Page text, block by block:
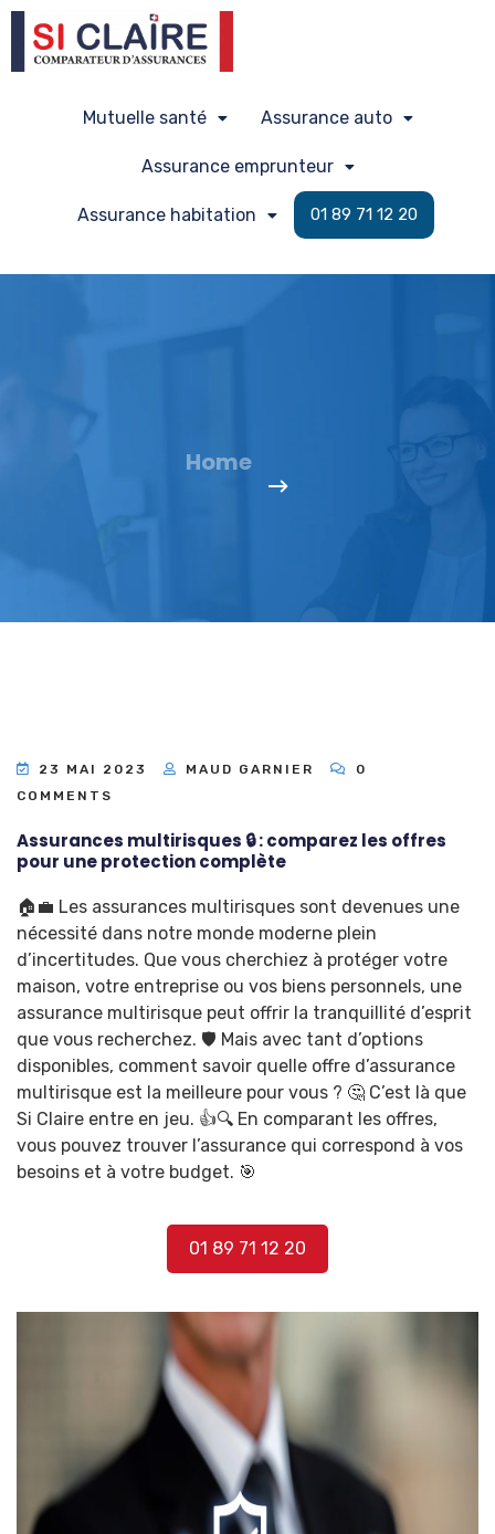
Mutuelle santé Assurance auto
Assurance emprunteur
Assurance habitation 01 89 71 12 20
Home
23 MAI 2023 MAUD GARNIER
0
COMMENTS
Assurances multirisques 🔒 : comparez les offres
pour une protection complète
🏠💼 Les assurances multirisques sont devenues une
nécessité dans notre monde moderne plein
d’incertitudes. Que vous cherchiez à protéger votre
maison, votre entreprise ou vos biens personnels, une
assurance multirisque peut offrir la tranquillité d’esprit
que vous recherchez. 🛡️ Mais avec tant d’options
disponibles, comment savoir quelle offre d’assurance
multirisque est la meilleure pour vous ? 🤔 C’est là que
Si Claire entre en jeu. 👍🔍 En comparant les offres,
vous pouvez trouver l’assurance qui correspond à vos
besoins et à votre budget. 🎯
01 89 71 12 20